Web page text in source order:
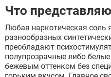
Что
Любая наркотическая соль
разнообразных
преобладают
полупрозрачные либо
бежевым оттенком без